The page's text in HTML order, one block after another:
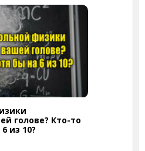
голове? Кто-то
из 10?